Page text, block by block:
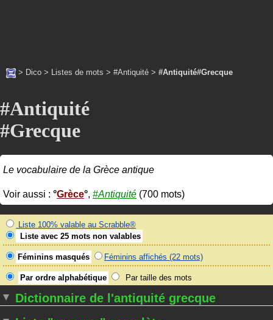
> Dico > Listes de mots > #Antiquité > #Antiquité#Grecque
#Antiquité
#Grecque
Le vocabulaire de la Grèce antique
Voir aussi : Grèce , #Antiquité (700 mots)
Liste 100% valable au Scrabble®
Liste avec 25 mots non valables
Féminins masqués Féminins affichés (22 mots)
Par ordre alphabétique Par taille des mots
Dictionnaire de l'antiquité grecque